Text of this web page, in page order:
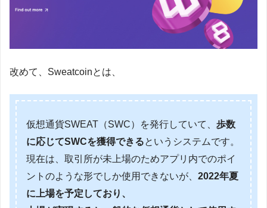
改めて、Sweatcoinとは、
仮想通貨SWEAT（SWC）を発行していて、 歩数
に応じてSWCを獲得できるというシステムです。
現在は、取引所が未上場のためアプリ内でのポイ
ントのような形でしか使用できないが、 2022年夏
に上場を予定しており、